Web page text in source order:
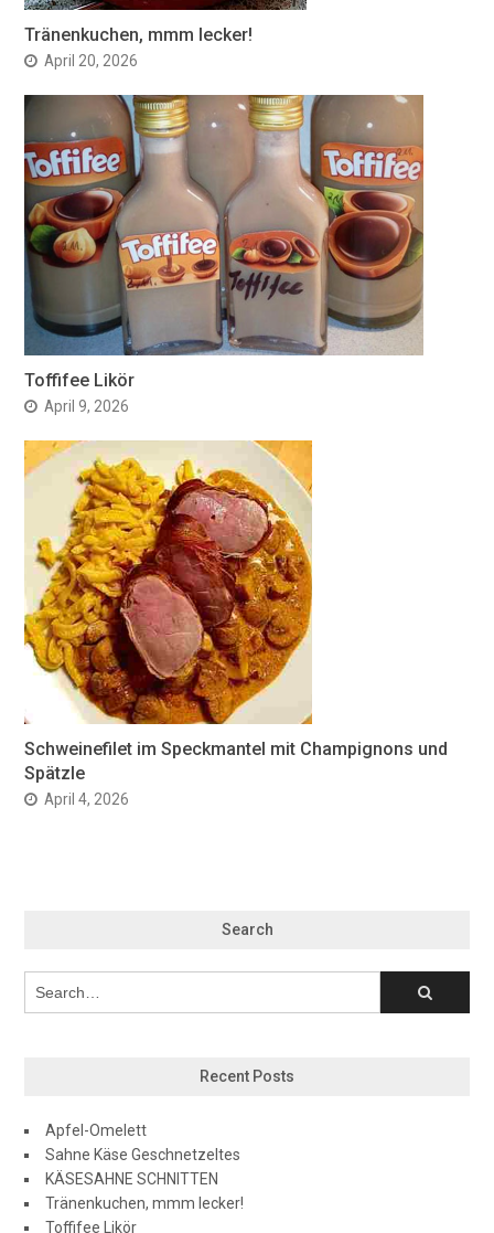
Tränenkuchen, mmm lecker!
April 20, 2026
Toffifee Likör
April 9, 2026
Schweinefilet im Speckmantel mit Champignons und
Spätzle
April 4, 2026
Search
Recent Posts
Apfel-Omelett
Sahne Käse Geschnetzeltes
KÄSESAHNE SCHNITTEN
Tränenkuchen, mmm lecker!
Toffifee Likör